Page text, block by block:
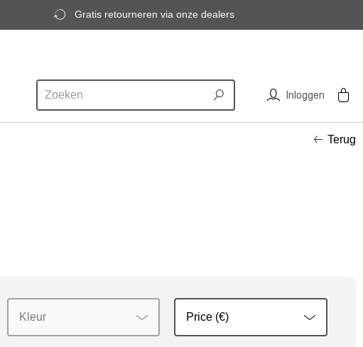
Gratis retourneren via onze dealers
Inloggen
Terug
Kleur Price (€)